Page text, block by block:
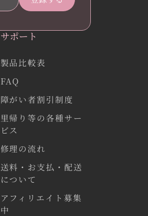
サポート
製品比較表
FAQ
障がい者割引制度
里帰り等の各種サー
ビス
修理の流れ
送料・お支払・配送
について
アフィリエイト募集
中